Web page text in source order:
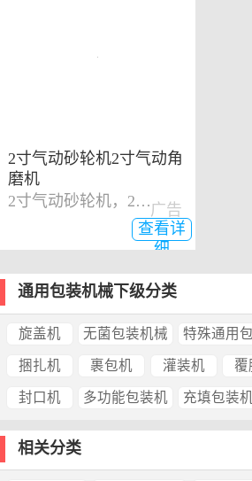
2寸气动砂轮机2寸气动角
磨机
2寸气动砂轮机，2寸气动角磨机
查看详
细
广告
通用包装机械下级分类
旋盖机 无菌包装机械 特殊通用
捆扎机 裹包机 灌装机 覆
封口机 多功能包装机 充填包装
相关分类